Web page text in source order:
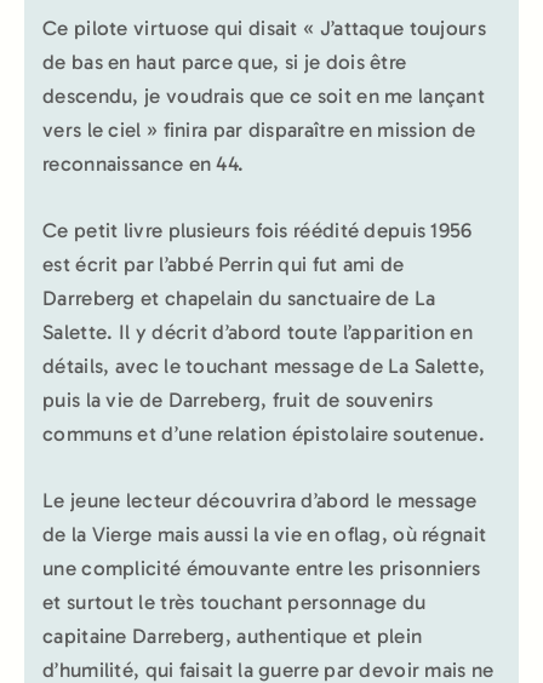
Ce pilote virtuose qui disait « J’attaque toujours
de bas en haut parce que, si je dois être
descendu, je voudrais que ce soit en me lançant
vers le ciel » finira par disparaître en mission de
reconnaissance en 44.
Ce petit livre plusieurs fois réédité depuis 1956
est écrit par l’abbé Perrin qui fut ami de
Darreberg et chapelain du sanctuaire de La
Salette. Il y décrit d’abord toute l’apparition en
détails, avec le touchant message de La Salette,
puis la vie de Darreberg, fruit de souvenirs
communs et d’une relation épistolaire soutenue.
Le jeune lecteur découvrira d’abord le message
de la Vierge mais aussi la vie en oflag, où régnait
une complicité émouvante entre les prisonniers
et surtout le très touchant personnage du
capitaine Darreberg, authentique et plein
d’humilité, qui faisait la guerre par devoir mais ne